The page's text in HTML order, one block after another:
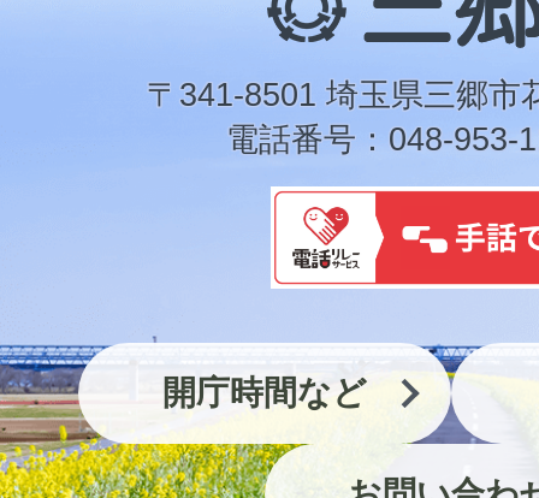
郷
市
〒341-8501 埼玉県三郷市
電話番号：048-953-
開庁時間など